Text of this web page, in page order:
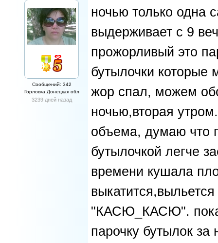
Сообщений: 342
Горловка Донецкая обл
3239 дней назад
ночью только одна
выдерживает с 9
прожорливый это
бутылочки которые
жор спал, можем
ночью,вторая
объема, думаю что
бутылочкой легче
времени кушала
"КАСЮ_КАСЮ". пока
парочку бутылок